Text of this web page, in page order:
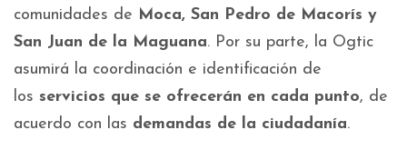
comunidades de Moca, San Pedro de Macorís y
San Juan de la Maguana. Por su parte, la Ogtic
asumirá la coordinación e identificación de
los servicios que se ofrecerán en cada punto, de
acuerdo con las demandas de la ciudadanía.